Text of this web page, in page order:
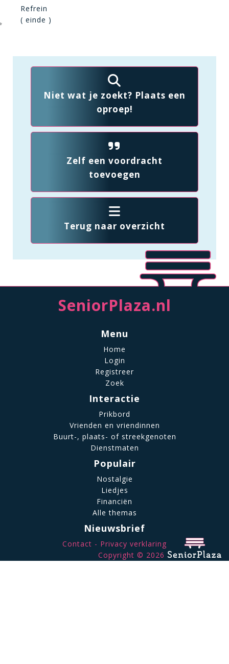
Refrein
( einde )
Niet wat je zoekt? Plaats een
oproep!
Zelf een voordracht
toevoegen
Terug naar overzicht
SeniorPlaza.nl
Menu
Home
Login
Registreer
Zoek
Interactie
Prikbord
Vrienden en vriendinnen
Buurt-, plaats- of streekgenoten
Dienstmaten
Populair
Nostalgie
Liedjes
Financiën
Alle themas
Nieuwsbrief
Contact
Privacy verklaring
Copyright © 2026